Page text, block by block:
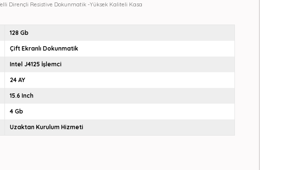
Dirençli Resistive Dokunmatik -Yüksek Kaliteli Kasa
128 Gb
Çift Ekranlı Dokunmatik
Intel J4125 İşlemci
24 AY
15.6 Inch
4 Gb
Uzaktan Kurulum Hizmeti